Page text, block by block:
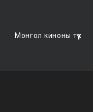
Монгол киноны түүх